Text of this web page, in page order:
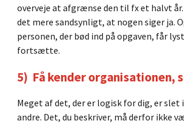
overveje at afgrænse den til fx et halvt
det mere sandsynligt, at nogen siger ja.
personen, der bød ind på opgaven, får
fortsætte.
5) Få kender organisationen,
Meget af det, der er logisk for dig, er
andre. Det, du beskriver, må derfor ikke